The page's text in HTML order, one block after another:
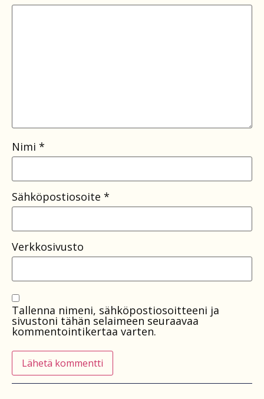
Nimi *
Sähköpostiosoite *
Verkkosivusto
Tallenna nimeni, sähköpostiosoitteeni ja
sivustoni tähän selaimeen seuraavaa
kommentointikertaa varten.